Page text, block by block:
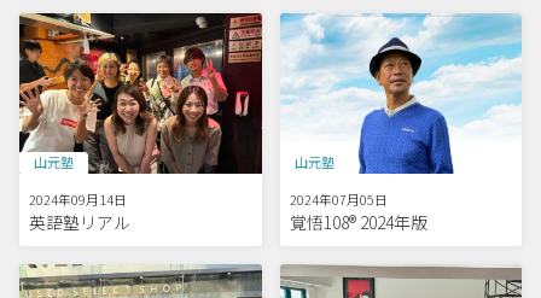
山元塾
2024年09月14日
英語塾リアル
山元塾
2024年07月05日
覚悟108® 2024年版